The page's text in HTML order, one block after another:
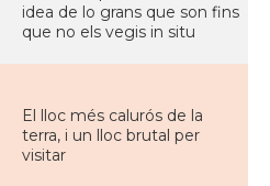
idea de lo grans que son fins
que no els vegis in situ
El lloc més calurós de la
terra, i un lloc brutal per
visitar